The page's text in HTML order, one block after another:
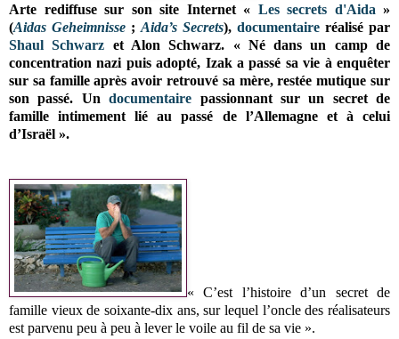
Arte rediffuse sur son site Internet « Les secrets d'Aida »
(Aidas Geheimnisse ; Aida’s Secrets), documentaire réalisé par
Shaul Schwarz et Alon Schwarz. « Né dans un camp de
concentration nazi puis adopté, Izak a passé sa vie à enquêter
sur sa famille après avoir retrouvé sa mère, restée mutique sur
son passé. Undocumentaire passionnant sur un secret de
famille intimement lié au passé de l’Allemagne et à celui
d’Israël ».
« C’est l’histoire d’un secret de
famille vieux de soixante-dix ans, sur lequel l’oncle des réalisateurs
est parvenu peu à peu à lever le voile au fil de sa vie ».